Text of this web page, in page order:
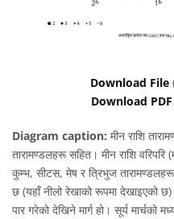
Download File
Download
Diagram caption: मीन राशि
तारामण्डलहरू सहित। मीन राशि वरिपरि
कुम्भ, सीटस, मेष र त्रिभुज तारामण्डलहरू
छ (यहाँ नीलो रेखाको रूपमा देखाइएको
पार गरेको देखिने मार्ग हो। सूर्य मार्चको